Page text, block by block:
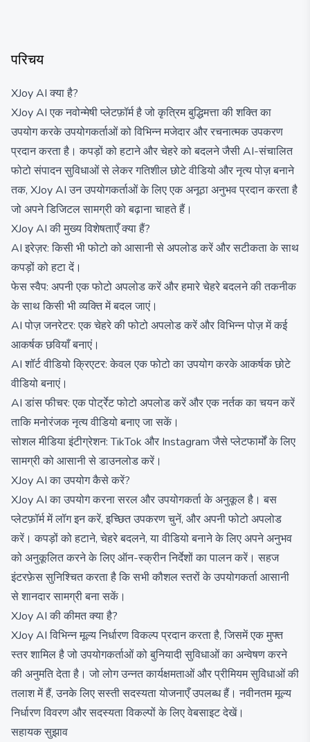
परिचय
XJoy AI क्या है?
XJoy AI एक नवोन्मेषी प्लेटफ़ॉर्म है जो कृत्रिम बुद्धिमत्ता की शक्ति का
उपयोग करके उपयोगकर्ताओं को विभिन्न मजेदार और रचनात्मक उपकरण
प्रदान करता है। कपड़ों को हटाने और चेहरे को बदलने जैसी AI-संचालित
फोटो संपादन सुविधाओं से लेकर गतिशील छोटे वीडियो और नृत्य पोज़ बनाने
तक, XJoy AI उन उपयोगकर्ताओं के लिए एक अनूठा अनुभव प्रदान करता है
जो अपने डिजिटल सामग्री को बढ़ाना चाहते हैं।
XJoy AI की मुख्य विशेषताएँ क्या हैं?
AI इरेज़र: किसी भी फोटो को आसानी से अपलोड करें और सटीकता के साथ
कपड़ों को हटा दें।
फेस स्वैप: अपनी एक फोटो अपलोड करें और हमारे चेहरे बदलने की तकनीक
के साथ किसी भी व्यक्ति में बदल जाएं।
AI पोज़ जनरेटर: एक चेहरे की फोटो अपलोड करें और विभिन्न पोज़ में कई
आकर्षक छवियाँ बनाएं।
AI शॉर्ट वीडियो क्रिएटर: केवल एक फोटो का उपयोग करके आकर्षक छोटे
वीडियो बनाएं।
AI डांस फीचर: एक पोर्ट्रेट फोटो अपलोड करें और एक नर्तक का चयन करें
ताकि मनोरंजक नृत्य वीडियो बनाए जा सकें।
सोशल मीडिया इंटीग्रेशन: TikTok और Instagram जैसे प्लेटफार्मों के लिए
सामग्री को आसानी से डाउनलोड करें।
XJoy AI का उपयोग कैसे करें?
XJoy AI का उपयोग करना सरल और उपयोगकर्ता के अनुकूल है। बस
प्लेटफ़ॉर्म में लॉग इन करें, इच्छित उपकरण चुनें, और अपनी फोटो अपलोड
करें। कपड़ों को हटाने, चेहरे बदलने, या वीडियो बनाने के लिए अपने अनुभव
को अनुकूलित करने के लिए ऑन-स्क्रीन निर्देशों का पालन करें। सहज
इंटरफ़ेस सुनिश्चित करता है कि सभी कौशल स्तरों के उपयोगकर्ता आसानी
से शानदार सामग्री बना सकें।
XJoy AI की कीमत क्या है?
XJoy AI विभिन्न मूल्य निर्धारण विकल्प प्रदान करता है, जिसमें एक मुफ्त
स्तर शामिल है जो उपयोगकर्ताओं को बुनियादी सुविधाओं का अन्वेषण करने
की अनुमति देता है। जो लोग उन्नत कार्यक्षमताओं और प्रीमियम सुविधाओं की
तलाश में हैं, उनके लिए सस्ती सदस्यता योजनाएँ उपलब्ध हैं। नवीनतम मूल्य
निर्धारण विवरण और सदस्यता विकल्पों के लिए वेबसाइट देखें।
सहायक सुझाव